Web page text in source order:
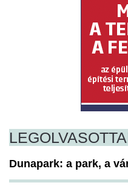
Dunapark: a park, a